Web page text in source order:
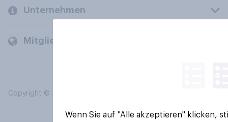
Unternehmen
Mitglieder und Kunden
Copyright © 2026 YouGov PLC. Alle Rechte vorbehalten.
Wenn Sie auf "Alle akzeptieren" klicken,